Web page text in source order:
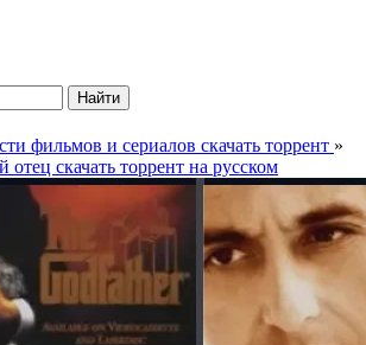
Найти
фильмов и сериалов скачать торрент »
скачать торрент на русском